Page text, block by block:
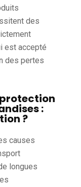
des
est accepté
des pertes
:
?
causes
longues